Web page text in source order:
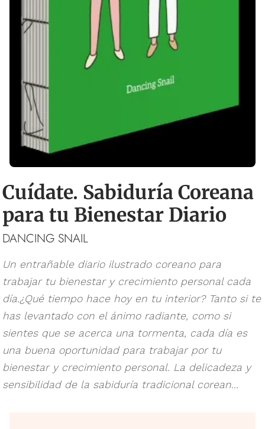
Cuídate. Sabiduría Coreana
para tu Bienestar Diario
DANCING SNAIL
Un entrañable diario ilustrado coreano para
trabajar tu bienestar y crecimiento personal cada
día.¿Qué tiempo hace hoy en tu interior? Tanto si te
has levantado con el ánimo radiante, como si
sientes que se acerca una tormenta, cada día es
una buena oportunidad para trabajar por tu
bienestar y crecimiento personal. La delicadeza y
sensibilidad de la sabiduría tradicional corean...